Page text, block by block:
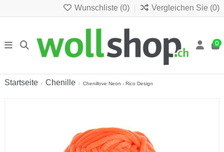
Wunschliste (0) Vergleichen Sie (0)
0
Startseite Chenille Chenillove Neon - Rico Design